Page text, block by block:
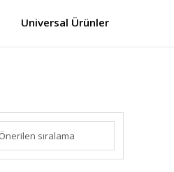
Universal Ürünler